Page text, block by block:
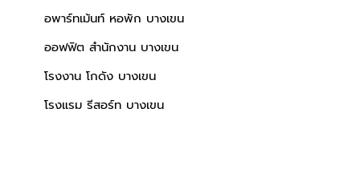
อพาร์ทเม้นท์ หอพัก บางเขน
ออฟฟิต สำนักงาน บางเขน
โรงงาน โกดัง บางเขน
โรงแรม รีสอร์ท บางเขน